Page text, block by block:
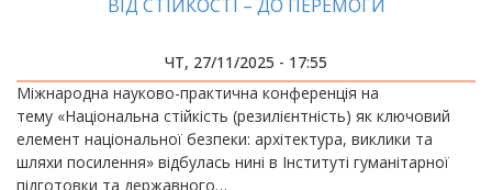
ВІД СТІЙКОСТІ – ДО ПЕРЕМОГИ
ЧТ, 27/11/2025 - 17:55
Міжнародна науково-практична конференція на
тему «Національна стійкість (резилієнтність) як ключовий
елемент національної безпеки: архітектура, виклики та
шляхи посилення» відбулась нині в Інституті гуманітарної
підготовки та державного…